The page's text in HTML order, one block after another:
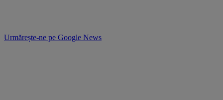
Urmărește-ne pe Google News